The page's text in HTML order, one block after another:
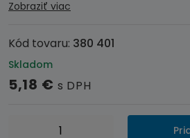
Zobraziť viac
Kód tovaru: 380 401
Skladom
5,18 € s DPH
množstvo